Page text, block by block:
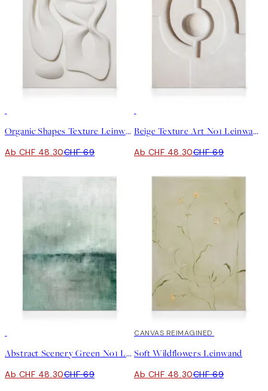
Organic Shapes Texture Leinwand
Ab CHF 48.30CHF 69
Beige Texture Art No1 Leinwand
Ab CHF 48.30CHF 69
Abstract Scenery Green No1 Leinwand
Ab CHF 48.30CHF 69
30%*
CANVAS REIMAGINED
Soft Wildflowers Leinwand
Ab CHF 48.30CHF 69